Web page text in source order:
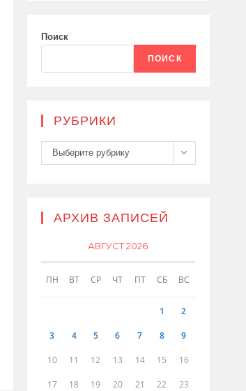
Поиск
ПОИСК
РУБРИКИ
Рубрики
Выберите рубрику
АРХИВ ЗАПИСЕЙ
АВГУСТ 2026
ПН ВТ СР ЧТ ПТ СБ ВС
1 2
3 4 5 6 7 8 9
10 11 12 13 14 15 16
17 18 19 20 21 22 23